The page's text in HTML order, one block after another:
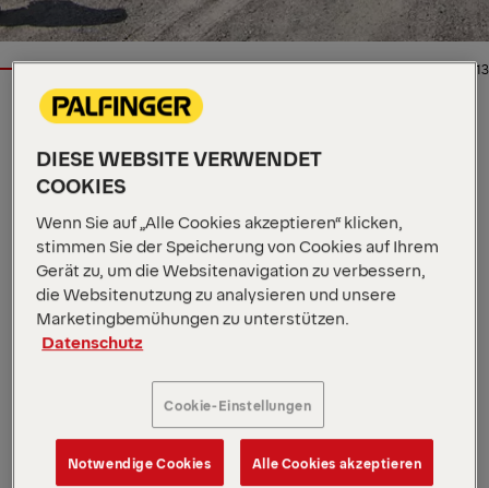
1/13
Wichtige Spezifikationen
Max. Hubkraft 40.000 kg
Max. hydraulische Reichweite 25,6 m
Alle Spezifikationen anzeigen
Unsere SH High Performance Reihe ist auf maximale
Leistung, Ausdauer und Kontrolle ausgelegt. Der PK
200002 L SH ist der ultimative Kran mit hoher
Reichweite für große Infrastruktur- und
Industrieprojekte. DPS Plus erhöht den Druck des
Fliehkraftauslegers, um die Hebekraft für Stabilität
und Präzision bei großer Reichweite zu maximieren –
DIESE WEBSITE VERWENDET
COOKIES
Wenn Sie auf „Alle Cookies akzeptieren“ klicken,
stimmen Sie der Speicherung von Cookies auf Ihrem
Gerät zu, um die Websitenavigation zu verbessern,
die Websitenutzung zu analysieren und unsere
Marketingbemühungen zu unterstützen.
Datenschutz
Cookie-Einstellungen
Notwendige Cookies Alle Cookies akzeptieren